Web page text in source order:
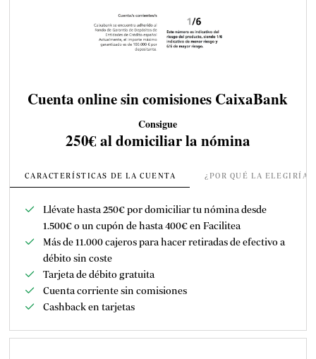
Cuenta online sin comisiones CaixaBank
Consigue
250€ al domiciliar la nómina
CARACTERÍSTICAS DE LA CUENTA ¿POR QUÉ LA
Llévate hasta 250€ por domiciliar tu nómina desde
1.500€ o un cupón de hasta 400€ en Facilitea
Más de 11.000 cajeros para hacer retiradas de efectivo a
débito sin coste
Tarjeta de débito gratuita
Cuenta corriente sin comisiones
Cashback en tarjetas